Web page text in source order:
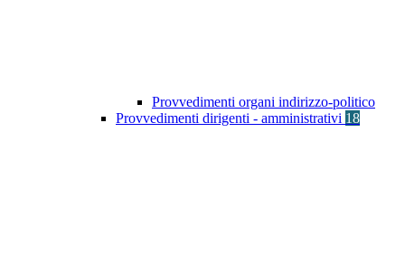
Provvedimenti organi indirizzo-politico
Provvedimenti dirigenti - amministrativi 18